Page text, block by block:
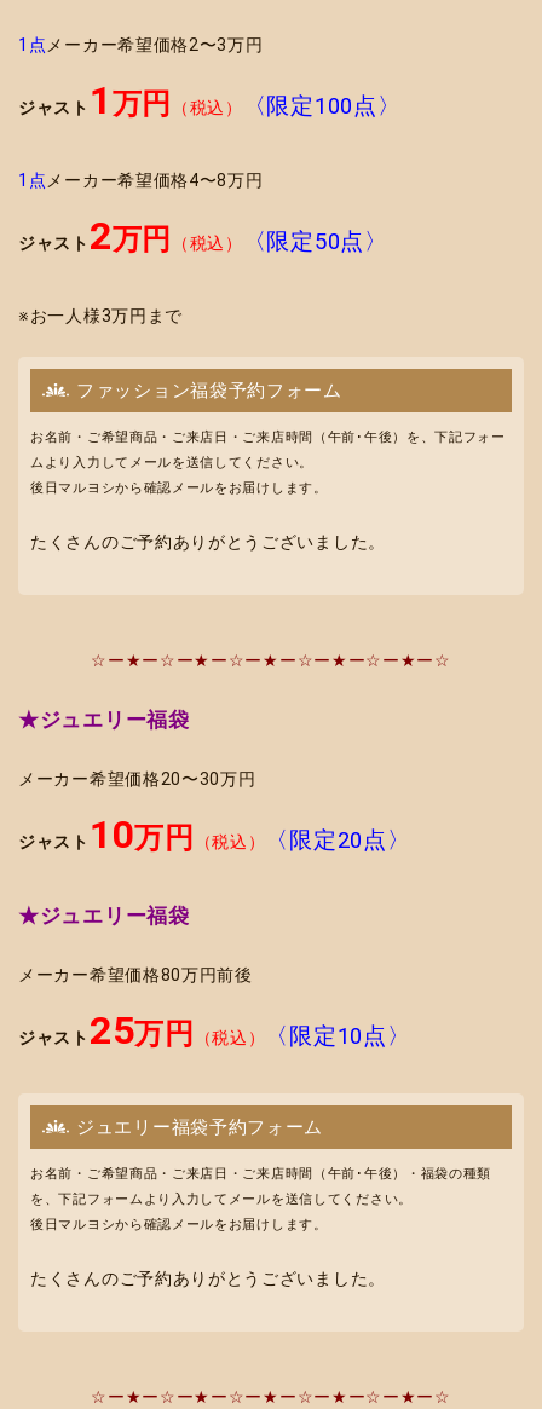
1点 メーカー希望価格2〜3万円
ジャスト 1 万円 （税込） 〈限定100点〉
1点 メーカー希望価格4〜8万円
ジャスト 2万円 （税込） 〈限定50点〉
※お一人様3万円まで
ファッション福袋予約フォーム
お名前・ご希望商品・ご来店日・ご来店時間（午前･午後）を、下記フォー
ムより入力してメールを送信してください。
後日マルヨシから確認メールをお届けします。
たくさんのご予約ありがとうございました。
☆ー★ー☆ー★ー☆ー★ー☆ー★ー☆ー★ー☆
★ジュエリー福袋
メーカー希望価格20〜30万円
ジャスト 10万円 （税込） 〈限定20点〉
★ジュエリー福袋
メーカー希望価格80万円前後
ジャスト 25万円 （税込） 〈限定10点〉
ジュエリー福袋予約フォーム
お名前・ご希望商品・ご来店日・ご来店時間（午前･午後）・福袋の種類
を、下記フォームより入力してメールを送信してください。
後日マルヨシから確認メールをお届けします。
たくさんのご予約ありがとうございました。
☆ー★ー☆ー★ー☆ー★ー☆ー★ー☆ー★ー☆